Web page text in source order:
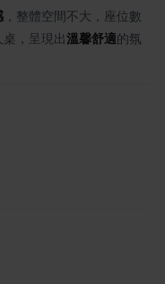
，整體空間不大，座位數
，呈現出溫馨舒適的氛